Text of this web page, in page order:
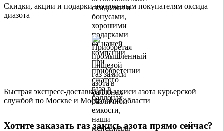
Скидки, акции и подарки постоянным покупателям оксида
диазота
Быстрая экспресс-доставка газа закиси азота курьерской
службой по Москве и Московской области
Хотите заказать газ закись азота прямо сейчас?